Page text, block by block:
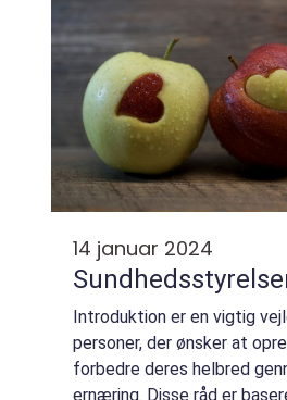
14 januar 2024
Introduktion er en vigtig
personer, der ønsker at
forbedre deres helbred
ernæring. Disse råd er